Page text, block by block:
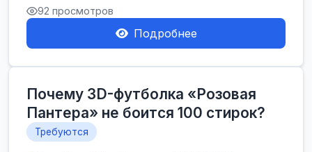
Израиля. Если...
92 просмотров
Подробнее
Почему 3D-футболка «Розовая
Пантера» не боится 100 стирок?
Требуются